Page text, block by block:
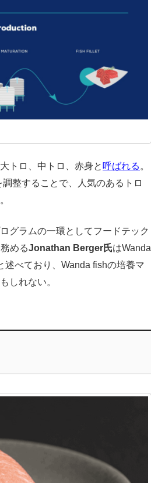
トロ、中トロ、赤身と 呼ばれる 。
整することで、人気のあるトロ
グラムの一環としてフードテック
めるJonathan Berger氏はWanda
べており、Wanda fishの培養マ
しれない。